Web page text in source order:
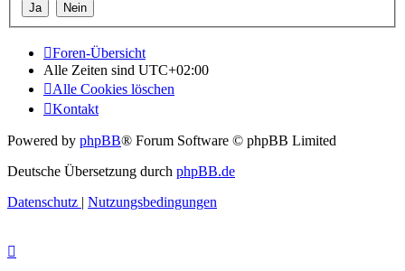
Foren-Übersicht
Alle Zeiten sind UTC+02:00
Alle Cookies löschen
Kontakt
Powered by phpBB® Forum Software © phpBB Limited
Deutsche Übersetzung durch phpBB.de
Datenschutz | Nutzungsbedingungen